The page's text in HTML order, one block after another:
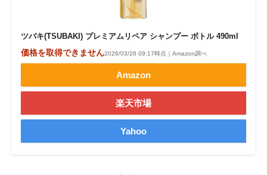
ツバキ(TSUBAKI) プレミアムリペア シャンプー ボトル 490ml
価格を取得できません2026/03/26 09:17時点｜Amazon調べ
Amazon
楽天市場
Yahoo